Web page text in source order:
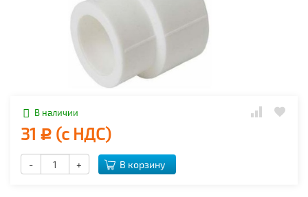
В наличии
31 Р (с НДС)
- + В корзину